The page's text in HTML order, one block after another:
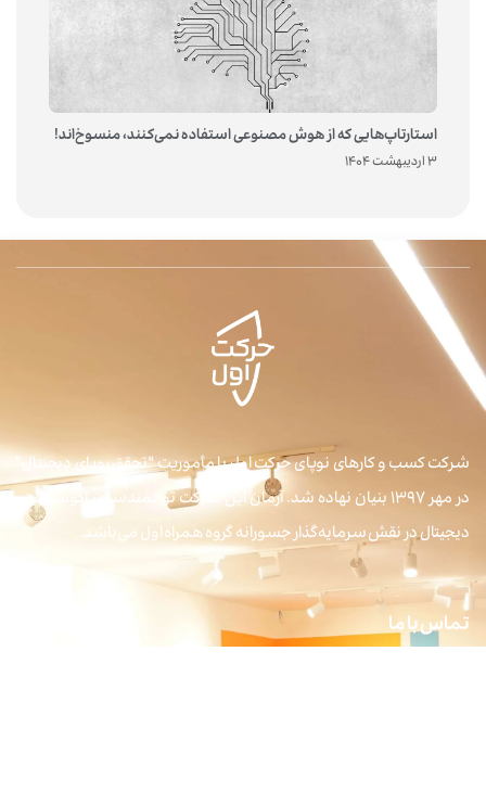
استارتاپ‌هایی که از هوش مصنوعی استفاده نمی‌کنند، منسوخ‌اند!
3 اردیبهشت 1404
شرکت کسب و کارهای نوپای حرکت اول با مأموریت “تحقق رویای دیجیتال”
در مهر ۱۳۹۷ بنیان نهاده شد. آرمان این شرکت توانمندسازی اکوسیستم
دیجیتال در نقش سرمایه‌گذار جسورانه گروه همراه اول می‌باشد.
تماس با ما